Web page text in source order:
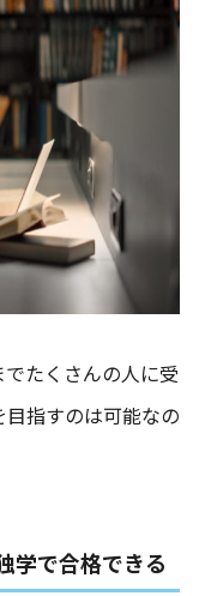
たくさんの人に受
指すのは可能なの
学で合格できる